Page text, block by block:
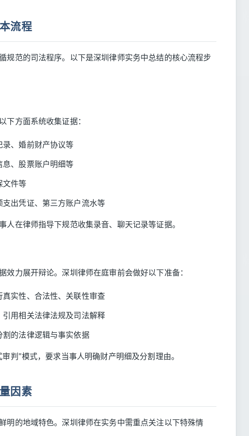
流程
规范的司法程序。以下是深圳律师实务中总结的核心流程步
方面系统收集证据：
、婚前财产协议等
、股票账户明细等
文件等
出凭证、第三方账户流水等
在律师指导下规范收集录音、聊天记录等证据。
力展开辩论。深圳律师在庭审前会做好以下准备：
实性、合法性、关联性审查
用相关法律法规及司法解释
的法律逻辑与事实依据
判"模式，要求当事人明确财产明细及分割理由。
因素
明的地域特色。深圳律师在实务中需重点关注以下特殊情